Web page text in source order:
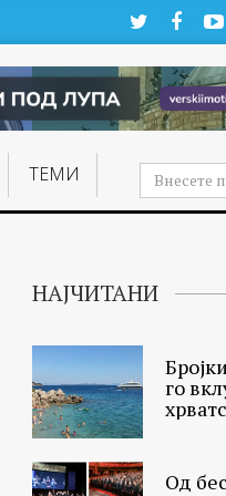
Twitter
ТЕМИ
НАЈЧИТАНИ
го
Од